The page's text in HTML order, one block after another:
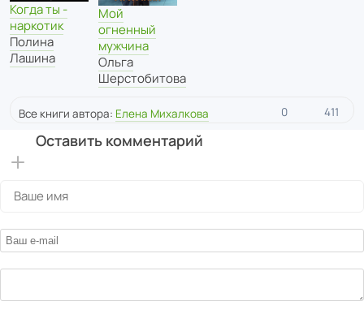
Когда ты -
наркотик
Полина
Лашина
Мой
огненный
мужчина
Ольга
Шерстобитова
Все книги автора: Елена Михалкова 0 411
Оставить комментарий